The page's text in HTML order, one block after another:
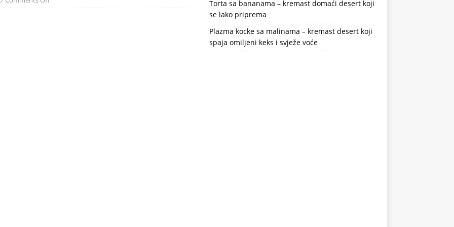
Torta sa bananama – kremast domaći desert koji
se lako priprema
Plazma kocke sa malinama – kremast desert koji
spaja omiljeni keks i svježe voće